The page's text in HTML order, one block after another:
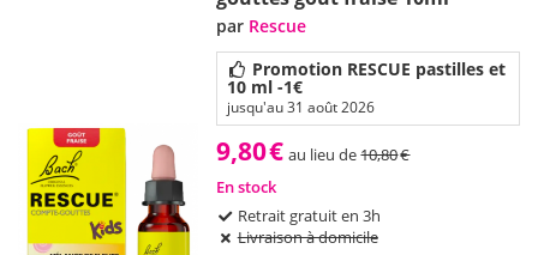
par Rescue
Promotion RESCUE pastilles et
10 ml -1€
jusqu'au 31 août 2026
9,80€ au lieu de10,80€
En stock
Retrait gratuit en 3h
Livraison à domicile